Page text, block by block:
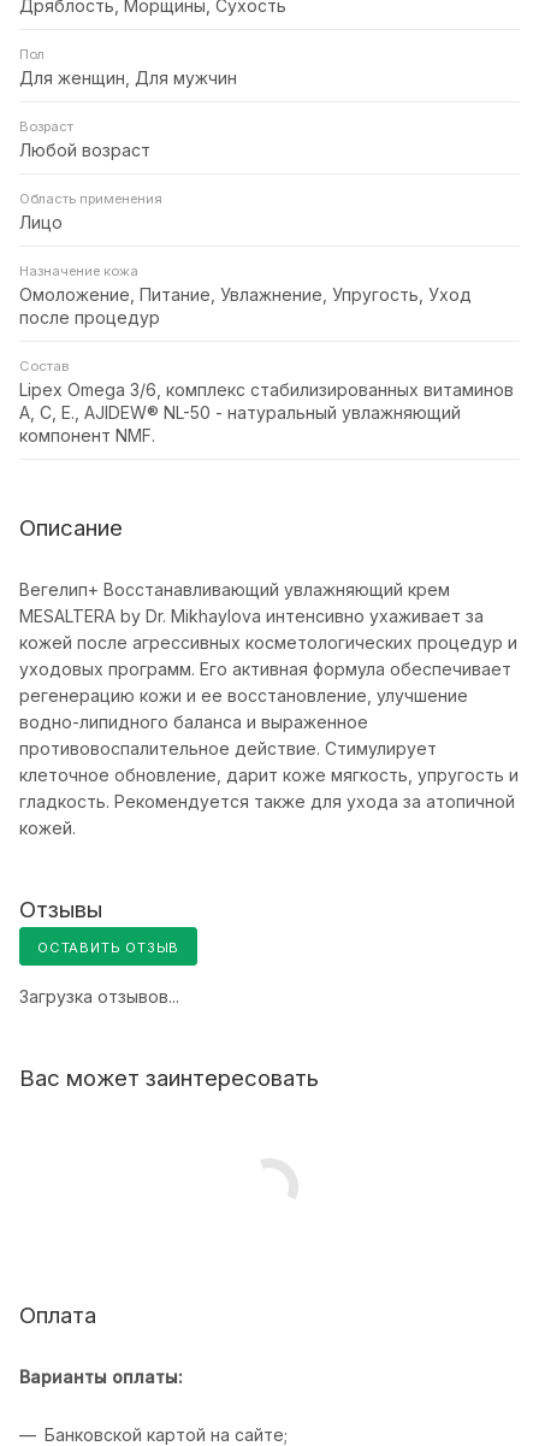
Дряблость, Морщины, Сухость
Пол
Для женщин, Для мужчин
Возраст
Любой возраст
Область применения
Лицо
Назначение кожа
Омоложение, Питание, Увлажнение, Упругость, Уход
после процедур
Состав
Lipex Omega 3/6, комплекс стабилизированных витаминов
А, С, Е., AJIDEW® NL-50 - натуральный увлажняющий
компонент NMF.
Описание
Вегелип+ Восстанавливающий увлажняющий крем
MESALTERA by Dr. Mikhaylova интенсивно ухаживает за
кожей после агрессивных косметологических процедур и
уходовых программ. Его активная формула обеспечивает
регенерацию кожи и ее восстановление, улучшение
водно-липидного баланса и выраженное
противовоспалительное действие. Стимулирует
клеточное обновление, дарит коже мягкость, упругость и
гладкость. Рекомендуется также для ухода за атопичной
кожей.
Отзывы
ОСТАВИТЬ ОТЗЫВ
Загрузка отзывов...
Вас может заинтересовать
Оплата
Варианты оплаты:
Банковской картой на сайте;